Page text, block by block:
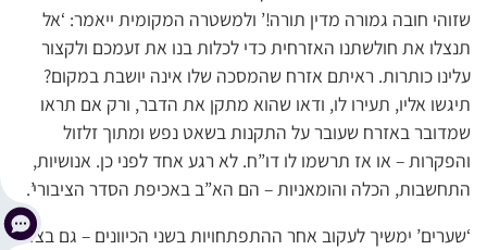
שזוהי חובה גמורה מדין תורה!’ ולמשטרה המקומית ייאמר: ‘אל
תנצלו את חולשתנו האזרחית כדי לכלות בנו את זעמכם ולקצור
עלינו כותרות. ראיתם אזרח שהמסכה שלו אינה יושבת במקום?
תיגשו אליו, תעירו לו, ודאו שהוא מתקן את הדבר, ורק אם תראו
שמדובר באזרח שעובר על התקנות בשאט נפש ומתוך זלזול
והפקרות – או אז תרשמו לו דו”ח. לא רגע אחד לפני כן. אנושיות,
התחשבות, הכלה והומאניות – הם הא”ב באכיפת הסדר הציבורי’.
‘שערים’ ימשיך לעקוב אחר ההתפתחויות בשני הכיוונים – גם בצד